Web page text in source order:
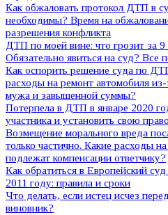
Как обжаловать протокол ДТП в
необходимы? Время на
разрешения конфликта
ДТП по моей вине: что грозит за
Обязательно явиться на суд? Все
Как оспорить решение суда по
расходы на ремонт автомобиля
мужа и завышенной суммы?
Потерпела в ДТП в январе 2020
участника и установить свою
Возмещение морального вреда
только частично. Какие расходы
подлежат компенсации ответчику?
Как обратиться в Европейский
2011 году: правила и сроки
Что делать, если истец исчез
виновник?